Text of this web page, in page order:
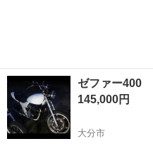
ゼファー400
145,000円
大分市